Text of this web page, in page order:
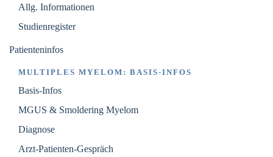
Allg. Informationen
Studienregister
Patienteninfos
MULTIPLES MYELOM: BASIS-INFOS
Basis-Infos
MGUS & Smoldering Myelom
Diagnose
Arzt-Patienten-Gespräch